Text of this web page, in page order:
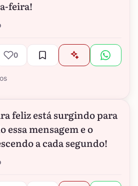
feira!
0
feliz está surgindo para
essa mensagem e o
a cada segundo!